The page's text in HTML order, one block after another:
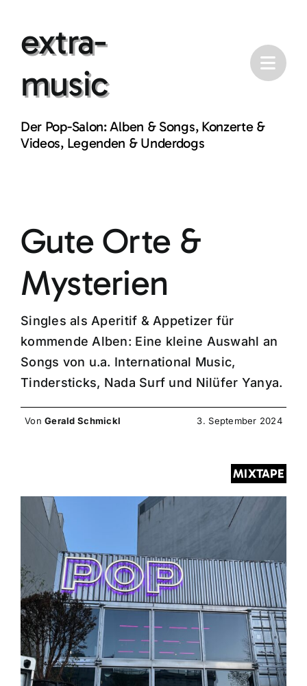
contentextra-
music
Der Pop-Salon: Alben & Songs, Konzerte &
Videos, Legenden & Underdogs
Gute Orte &
Mysterien
Singles als Aperitif & Appetizer für
kommende Alben: Eine kleine Auswahl an
Songs von u.a. International Music,
Tindersticks, Nada Surf und Nilüfer Yanya.
VonGerald Schmickl 3. September 2024
MIXTAPE